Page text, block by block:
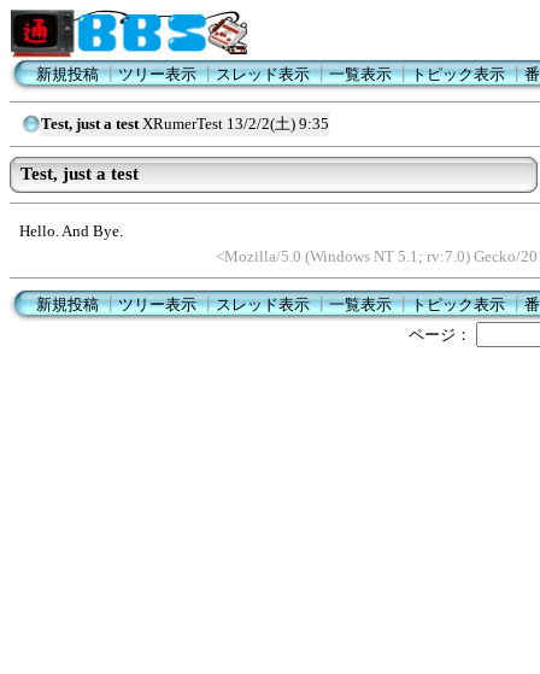
新規投稿┃ツリー表示┃スレッド表示┃一覧表示┃トピック表示┃
Test, just a test XRumerTest 13/2/2(土) 9:35
Test, just a test
Hello. And Bye.
<Mozilla/5.0 (Windows NT 5.1; rv:7.0) Gecko/
新規投稿┃ツリー表示┃スレッド表示┃一覧表示┃トピック表示┃
ページ：